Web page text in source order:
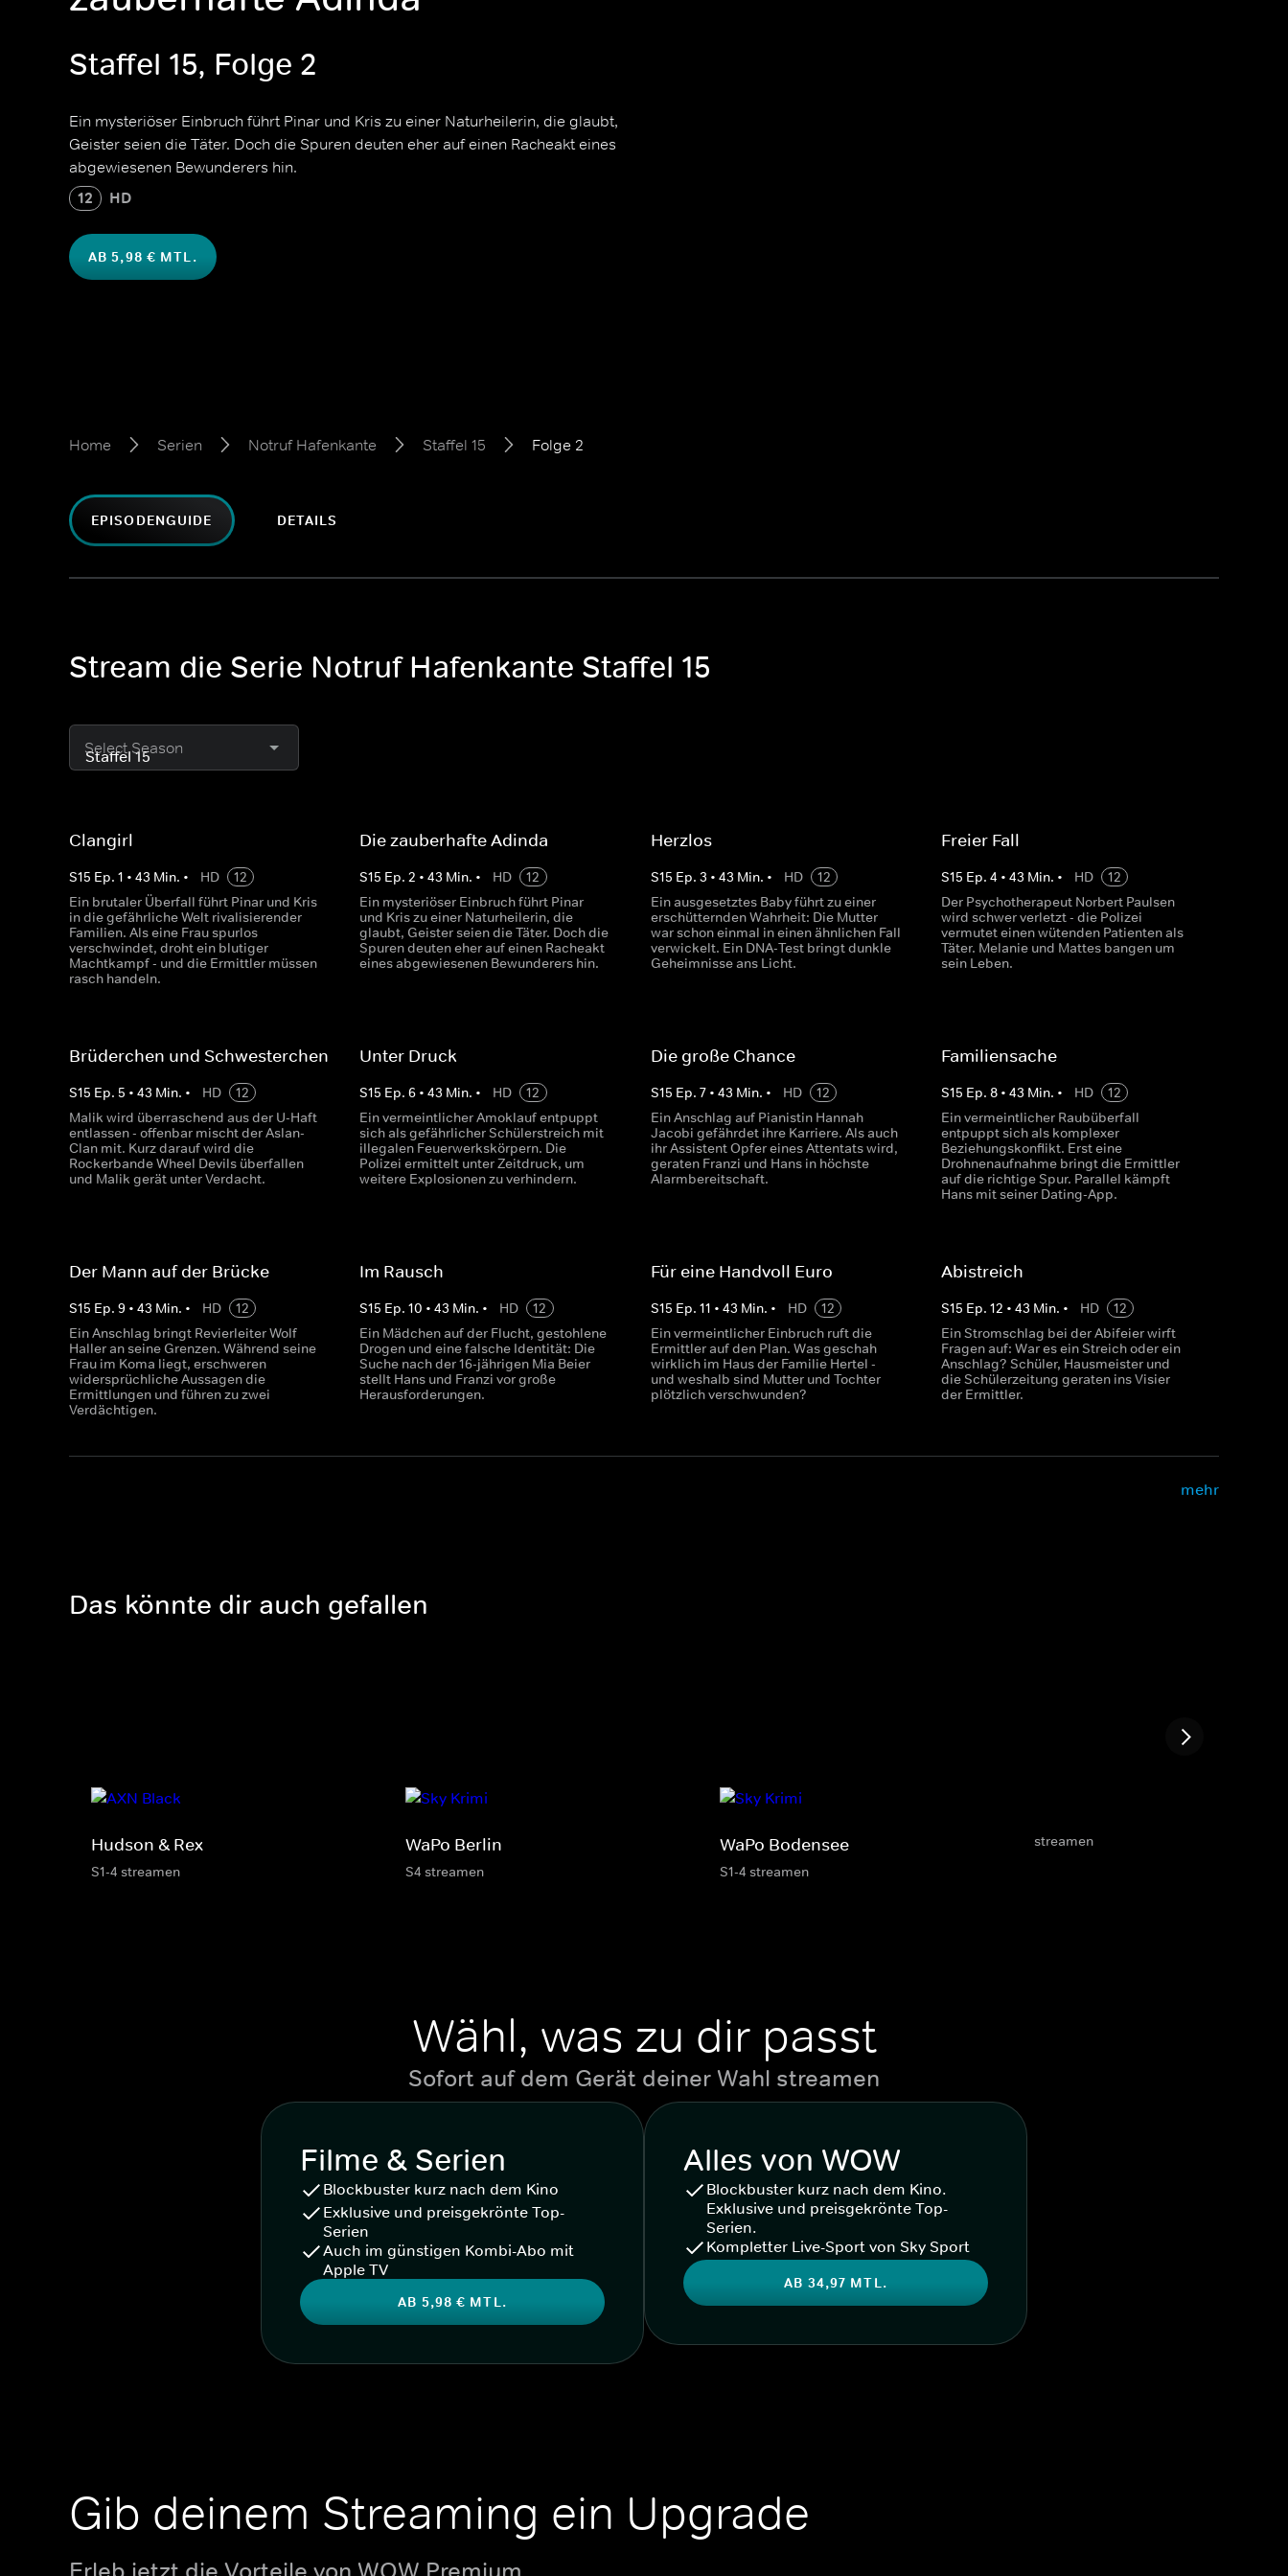
Staffel 15, Folge 2
Ein mysteriöser Einbruch führt Pinar und Kris zu einer Naturheilerin, die glaubt,
Geister seien die Täter. Doch die Spuren deuten eher auf einen Racheakt eines
abgewiesenen Bewunderers hin.
12 HD
AB 5,98 € MTL.
Home Serien Notruf Hafenkante Staffel 15 Folge 2
EPISODENGUIDE DETAILS
Stream die Serie Notruf Hafenkante Staffel 15
Select Season
Clangirl
S15 Ep. 1 • 43 Min. • HD
12
Ein brutaler Überfall führt Pinar und Kris
in die gefährliche Welt rivalisierender
Familien. Als eine Frau spurlos
verschwindet, droht ein blutiger
Machtkampf - und die Ermittler müssen
rasch handeln.
Die zauberhafte Adinda
S15 Ep.2 •43 Min. • HD
12
Ein mysteriöser Einbruch führt Pinar
und Kris zu einer Naturheilerin, die
glaubt, Geister seien die Täter. Doch die
Spuren deuten eher auf einen Racheakt
eines abgewiesenen Bewunderers hin.
Herzlos
S15 Ep. 3 • 43 Min. • HD
12
Ein ausgesetztes Baby führt zu einer
erschütternden Wahrheit: Die Mutter
war schon einmal in einen ähnlichen Fall
verwickelt. Ein DNA-Test bringt dunkle
Geheimnisse ans Licht.
Freier Fall
S15 Ep. 4 • 43 Min. • HD
12
Der Psychotherapeut Norbert Paulsen
wird schwer verletzt - die Polizei
vermutet einen wütenden Patienten als
Täter. Melanie und Mattes bangen um
sein Leben.
Brüderchen und Schwesterchen
S15 Ep. 5 • 43 Min. • HD
12
Malik wird überraschend aus der U-Haft
entlassen - offenbar mischt der Aslan-
Clan mit. Kurz darauf wird die
Rockerbande Wheel Devils überfallen
und Malik gerät unter Verdacht.
Unter Druck
S15 Ep.6 •43 Min. • HD
12
Ein vermeintlicher Amoklauf entpuppt
sich als gefährlicher Schülerstreich mit
illegalen Feuerwerkskörpern. Die
Polizei ermittelt unter Zeitdruck, um
weitere Explosionen zu verhindern.
Die große Chance
S15 Ep. 7• 43 Min. • HD
12
Ein Anschlag auf Pianistin Hannah
Jacobi gefährdet ihre Karriere. Als auch
ihr Assistent Opfer eines Attentats wird,
geraten Franzi und Hans in höchste
Alarmbereitschaft.
Familiensache
S15 Ep. 8• 43 Min. • HD
12
Ein vermeintlicher Raubüberfall
entpuppt sich als komplexer
Beziehungskonflikt. Erst eine
Drohnenaufnahme bringt die Ermittler
auf die richtige Spur. Parallel kämpft
Hans mit seiner Dating-App.
Der Mann auf der Brücke
S15 Ep. 9 • 43 Min. • HD
12
Ein Anschlag bringt Revierleiter Wolf
Haller an seine Grenzen. Während seine
Frau im Koma liegt, erschweren
widersprüchliche Aussagen die
Ermittlungen und führen zu zwei
Verdächtigen.
Im Rausch
S15 Ep.10 •43 Min. • HD
12
Ein Mädchen auf der Flucht, gestohlene
Drogen und eine falsche Identität: Die
Suche nach der 16-jährigen Mia Beier
stellt Hans und Franzi vor große
Herausforderungen.
Für eine Handvoll Euro
S15 Ep. 11 • 43 Min. • HD
12
Ein vermeintlicher Einbruch ruft die
Ermittler auf den Plan. Was geschah
wirklich im Haus der Familie Hertel -
und weshalb sind Mutter und Tochter
plötzlich verschwunden?
Abistreich
S15 Ep. 12 • 43 Min. • HD
12
Ein Stromschlag bei der Abifeier wirft
Fragen auf: War es ein Streich oder ein
Anschlag? Schüler, Hausmeister und
die Schülerzeitung geraten ins Visier
der Ermittler.
mehr
Das könnte dir auch gefallen
Hudson & Rex
S1-4 streamen
WaPo Berlin
S4 streamen
WaPo Bodensee
S1-4 streamen
streamen
Wähl, was zu dir passt
Sofort auf dem Gerät deiner Wahl streamen
Filme & Serien
Blockbuster kurz nach dem Kino
Exklusive und preisgekrönte Top-
Serien
Auch im günstigen Kombi-Abo mit
Apple TV
AB 5,98 € MTL.
Alles von WOW
Blockbuster kurz nach dem Kino.
Exklusive und preisgekrönte Top-
Serien.
Kompletter Live-Sport von Sky Sport
AB 34,97 MTL.
Gib deinem Streaming ein Upgrade